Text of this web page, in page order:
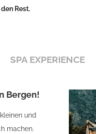
Rest.
SPA EXPERIENCE
Bergen!
und
machen.